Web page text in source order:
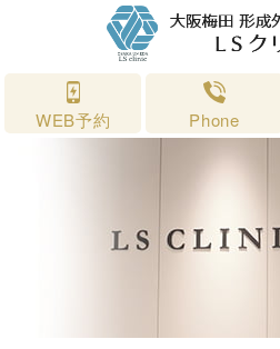
WEB予約 Phone
フェイスライン（エラ張り・小顔・ボ